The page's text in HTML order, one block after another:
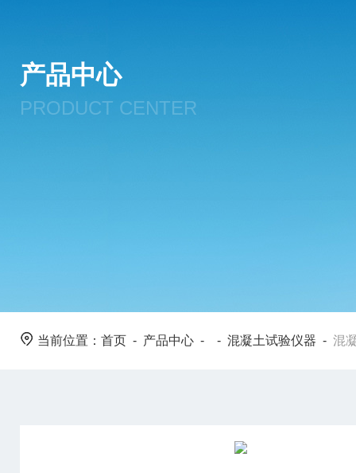
产品中心
PRODUCT CENTER
当前位置： 首页 - 产品中心 - - 混凝土试验仪器 - 混